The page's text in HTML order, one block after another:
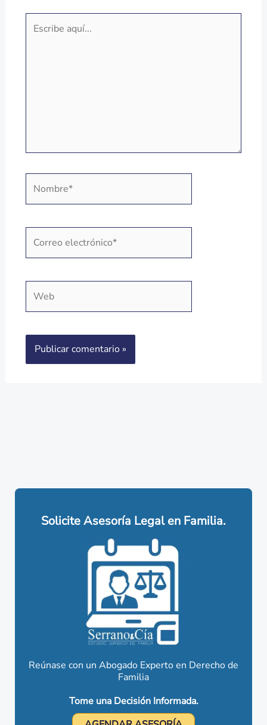
aquí...
electrónico*
Solicite Asesoría Legal en Familia.
Reúnase con un Abogado Experto en Derecho de
Familia
Tome una Decisión Informada.